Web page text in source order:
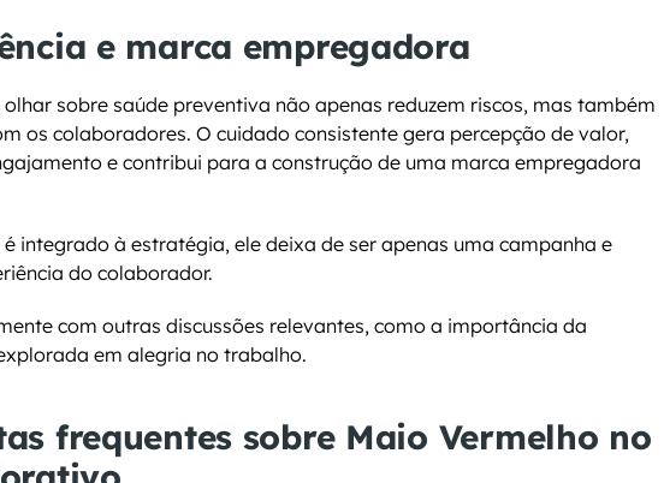
e marca empregadora
sobre saúde preventiva não apenas reduzem riscos, mas também
os colaboradores. O cuidado consistente gera percepção de valor,
e contribui para a construção de uma marca empregadora
é integrado à estratégia, ele deixa de ser apenas uma campanha e
do colaborador.
com outras discussões relevantes, como a importância da
em alegria no trabalho.
frequentes sobre Maio Vermelho no